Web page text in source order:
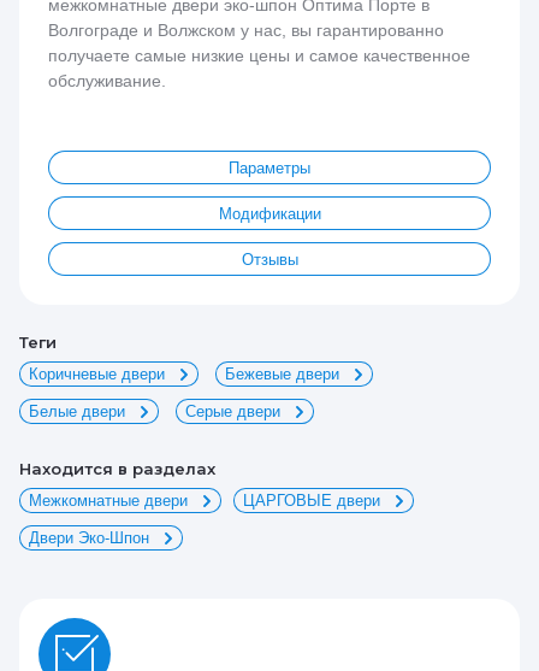
межкомнатные двери эко-шпон Оптима Порте в
Волгограде и Волжском у нас, вы гарантированно
получаете самые низкие цены и самое качественное
обслуживание.
Параметры
Модификации
Отзывы
теги
Коричневые двери Бежевые двери
Белые двери Серые двери
Находится в разделах
Межкомнатные двери ЦАРГОВЫЕ двери
Двери Эко-Шпон